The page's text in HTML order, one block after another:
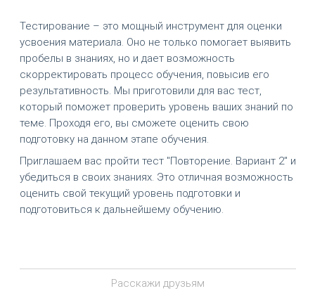
Тестирование – это мощный инструмент для оценки
усвоения материала. Оно не только помогает выявить
пробелы в знаниях, но и дает возможность
скорректировать процесс обучения, повысив его
результативность. Мы приготовили для вас тест,
который поможет проверить уровень ваших знаний по
теме. Проходя его, вы сможете оценить свою
подготовку на данном этапе обучения.
Приглашаем вас пройти тест "Повторение. Вариант 2" и
убедиться в своих знаниях. Это отличная возможность
оценить свой текущий уровень подготовки и
подготовиться к дальнейшему обучению.
Расскажи друзьям